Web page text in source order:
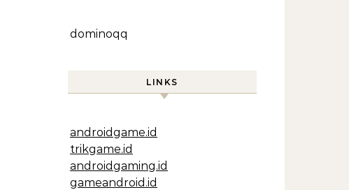
dominoqq
LINKS
androidgame.id
trikgame.id
androidgaming.id
gameandroid.id